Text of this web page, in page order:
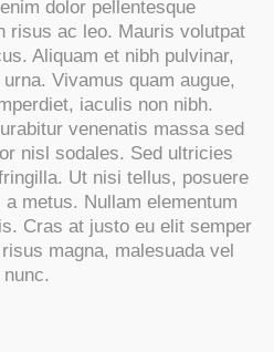
dolor pellentesque
risus ac leo. Mauris volutpat
Aliquam et nibh pulvinar,
Vivamus quam augue,
iaculis non nibh.
venenatis massa sed
nisl sodales. Sed ultricies
Ut nisi tellus, posuere
metus. Nullam elementum
Cras at justo eu elit semper
magna, malesuada vel